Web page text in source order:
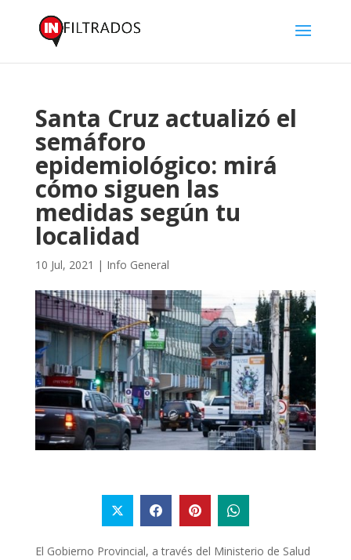
Santa Cruz actualizó el
semáforo
epidemiológico: mirá
cómo siguen las
medidas según tu
localidad
10 Jul, 2021 | Info General
El Gobierno Provincial, a través del Ministerio de Salud